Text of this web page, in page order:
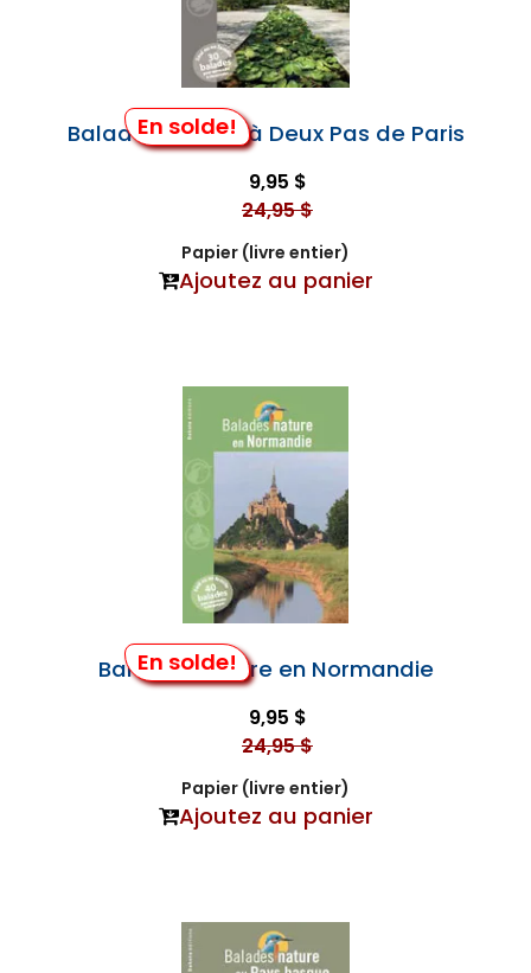
En solde!
Balades Nature à Deux Pas de Paris
9,95 $
24,95 $
Papier (livre entier)
Ajoutez au panier
En solde!
Balades Nature en Normandie
9,95 $
24,95 $
Papier (livre entier)
Ajoutez au panier